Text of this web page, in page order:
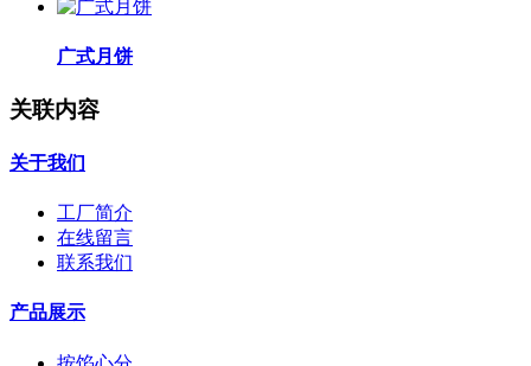
广式月饼
关联内容
关于我们
工厂简介
在线留言
联系我们
产品展示